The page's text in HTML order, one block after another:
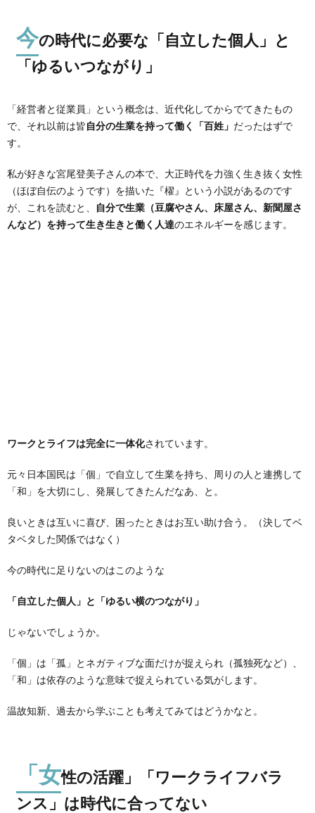
今の時代に必要な「自立した個人」と
「ゆるいつながり」
「経営者と従業員」という概念は、近代化してからでてきたもの
で、それ以前は皆自分の生業を持って働く「百姓」 だったはずで
す。
私が好きな宮尾登美子さんの本で、大正時代を力強く生き抜く女性
（ほぼ自伝のようです）を描いた『櫂』という小説があるのです
が、これを読むと、
自分で生業（豆腐やさん、床屋さん、新聞屋さ
んなど）を持って生き生きと働く人達のエネルギーを感じます。
ワークとライフは完全に一体化されています。
元々日本国民は「個」で自立して生業を持ち、周りの人と連携して
「和」を大切にし、発展してきたんだなあ、と。
良いときは互いに喜び、困ったときはお互い助け合う。（決してベ
タベタした関係ではなく）
今の時代に足りないのはこのような
「自立した個人」と「ゆるい横のつながり」
じゃないでしょうか。
「個」は「孤」とネガティブな面だけが捉えられ（孤独死など）、
「和」は依存のような意味で捉えられている気がします。
温故知新、過去から学ぶことも考えてみてはどうかなと。
「女性の活躍」「ワークライフバラ
ンス」は時代に合ってない